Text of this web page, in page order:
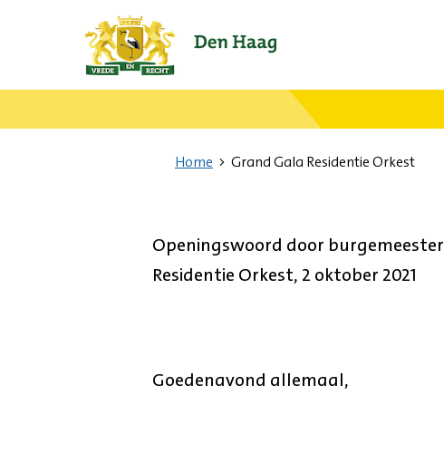
Ga
naar
de
Home Grand Gala Residentie Orkest
Openingswoord door
Residentie Orkest, 2 oktober 2021
Goedenavond allemaal,